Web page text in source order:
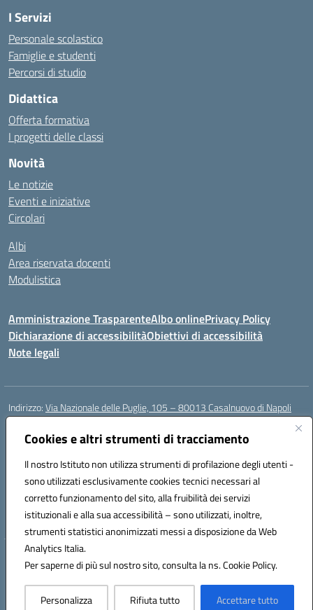
Cookies e altri strumenti di tracciamento
Il nostro Istituto non utilizza strumenti di profilazione degli utenti -
sono utilizzati esclusivamente cookies tecnici necessari al
corretto funzionamento del sito, alla fruibilità dei servizi
istituzionali e alla sua accessibilità – sono utilizzati, inoltre,
strumenti statistici anonimizzati messi a disposizione da Web
Analytics Italia.
Per saperne di più sul nostro sito, consulta la ns. Cookie Policy.
Personalizza Rifiuta tutto Accettare tutto
I Servizi
Personale scolastico
Famiglie e studenti
Percorsi di studio
Didattica
Offerta formativa
I progetti delle classi
Novità
Le notizie
Eventi e iniziative
Circolari
Albi
Area riservata docenti
Modulistica
Amministrazione TrasparenteAlbo onlinePrivacy Policy
Dichiarazione di accessibilitàObiettivi di accessibilità
Note legali
Indirizzo:Via Nazionale delle Puglie, 105 – 80013 Casalnuovo di Napoli
Centralino:
Email:naee32300a@istruzione.it
Codice fiscale: 93007720639
Codice meccanografico:
NAEE32300A
Codice unico di fatturazione (CUF): UFDMFG
Hosting & Powered by 3D Solution S.r.l.
Concept & Design by Designers Italia